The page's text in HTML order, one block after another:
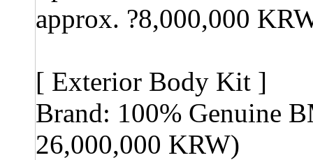
approx. ?8,000,000
[ Exterior Body Kit ]
Brand: 100% Genuine
26,000,000 KRW)